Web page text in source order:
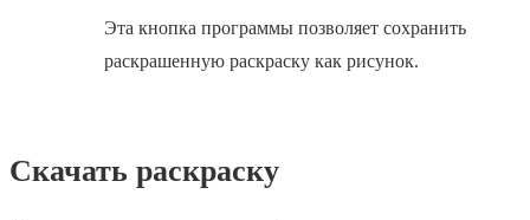
Эта кнопка программы позволяет сохранить
раскрашенную раскраску как рисунок.
Скачать раскраску